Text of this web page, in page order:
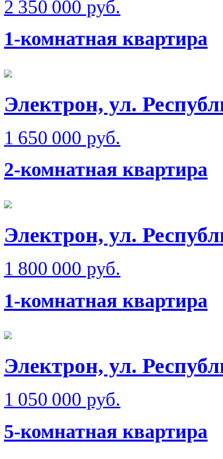
2 350 000 руб.
1-комнатная квартира
Электрон, ул.
1 650 000 руб.
2-комнатная квартира
Электрон, ул.
1 800 000 руб.
1-комнатная квартира
Электрон, ул.
1 050 000 руб.
5-комнатная квартира